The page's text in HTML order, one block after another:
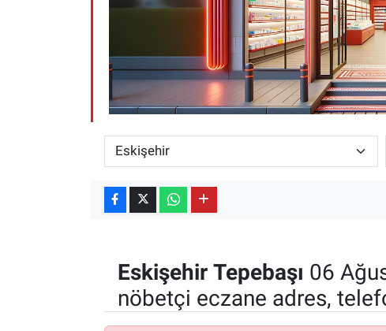
Eskişehir Tepebaşı 06
nöbetçi eczane adres,
ESKİŞEHİR NÖBETÇİ ECZANELER
Eskişehir Haber İçerikleri
Eskişehir Hava Durumu
Eskişehir Tramvay Saatleri
Eskişehir Otobüs Saatleri